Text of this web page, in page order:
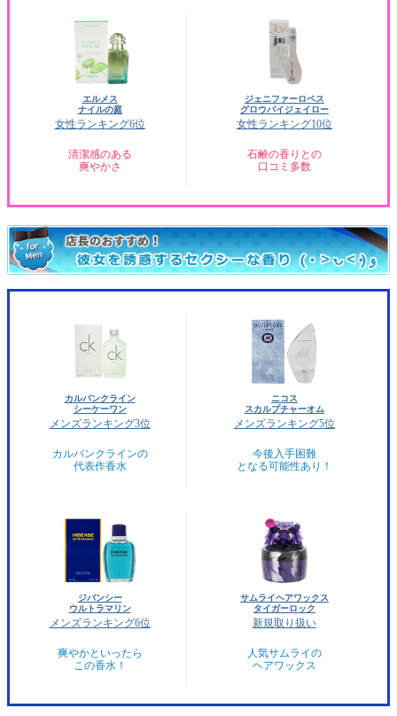
エルメス
ナイルの庭
女性ランキング6位
清潔感のある
爽やかさ
ジェニファーロペス
グロウバイジェイロー
女性ランキング10位
石鹸の香りとの
口コミ多数
カルバンクライン
シーケーワン
メンズランキング3位
カルバンクラインの
代表作香水
ニコス
スカルプチャーオム
メンズランキング5位
今後入手困難
となる可能性あり！
ジバンシー
ウルトラマリン
メンズランキング6位
爽やかといったら
この香水！
サムライヘアワックス
タイガーロック
新規取り扱い
人気サムライの
ヘアワックス